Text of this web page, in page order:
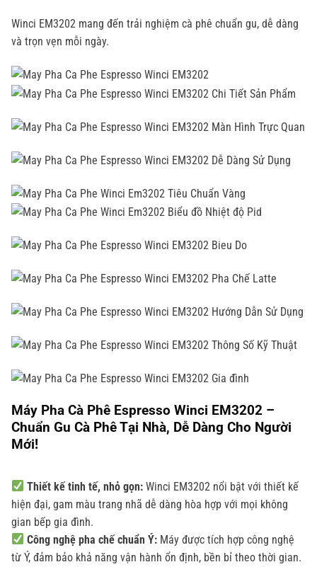
Winci EM3202 mang đến trải nghiệm cà phê chuẩn gu, dễ dàng
và trọn vẹn mỗi ngày.
Máy Pha Cà Phê Espresso Winci EM3202 –
Chuẩn Gu Cà Phê Tại Nhà, Dễ Dàng Cho Người
Mới!
Thiết kế tinh tế, nhỏ gọn: Winci EM3202 nổi bật với thiết kế
hiện đại, gam màu trang nhã dễ dàng hòa hợp với mọi không
gian bếp gia đình.
Công nghệ pha chế chuẩn Ý: Máy được tích hợp công nghệ
từ Ý, đảm bảo khả năng vận hành ổn định, bền bỉ theo thời gian.